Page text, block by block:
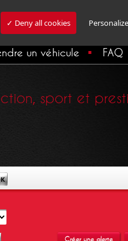
✓ Deny all cookies Personalize
Inscription
un véhicule FAQ
sport et
Créer une alerte